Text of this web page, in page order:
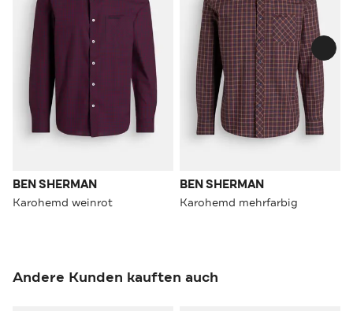
BEN SHERMAN
Karohemd weinrot
BEN SHERMAN
Karohemd mehrfarbig
Andere Kunden kauften auch